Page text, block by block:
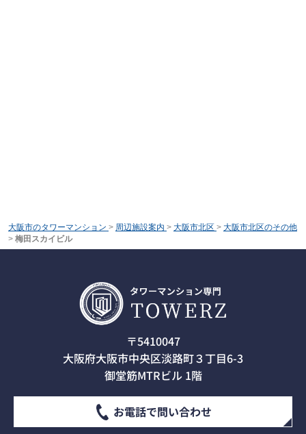
大阪市のタワーマンション > 周辺施設案内 > 大阪市北区 > 大阪市北区のその他
> 梅田スカイビル
〒5410047
大阪府大阪市中央区淡路町３丁目6-3
御堂筋MTRビル 1階
お電話で問い合わせ